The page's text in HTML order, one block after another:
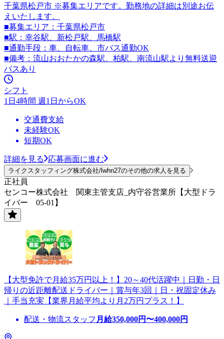
千葉県松戸市 ※募集エリアです。勤務地の詳細は別途お伝
えいたします。
■募集エリア：千葉県松戸市
■駅：幸谷駅、新松戸駅、馬橋駅
■通勤手段：車、自転車、市バス通勤OK
■備考：流山おおたかの森駅、柏駅、南流山駅より無料送迎
バスあり
シフト
1日4時間 週1日からOK
交通費支給
未経験OK
短期OK
詳細を見る 応募画面に進む
ライクスタッフィング株式会社/lwhn27のその他の求人を見る
正社員
センコー株式会社 関東主管支店_内守谷営業所【大型ドラ
イバー 05-01】
【大型免許で月給35万円以上！】20～40代活躍中｜日勤・日
帰りの近距離配送ドライバー｜賞与年3回｜日・祝固定休み
｜手当充実【業界月給平均より月2万円プラス！】
配送・物流スタッフ 月給350,000円〜400,000円